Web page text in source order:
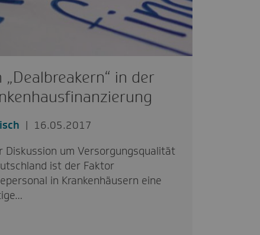
„Dealbreakern“ in der
16.05.2017
Diskussion um Versorgungsqualität
ist der Faktor
in Krankenhäusern eine